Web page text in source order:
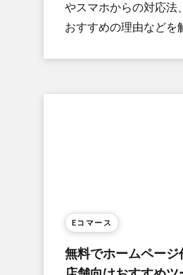
や​スマホからの​対応法
おすすめの​理由などを​
Eコマース
無料で​ホームページ